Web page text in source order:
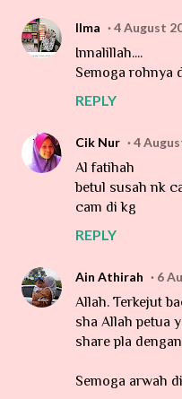
Ilma 4 August
Innalillah....
Semoga rohnya
REPLY
Cik Nur 4
Al fatihah
betul susah nk
cam di kg
REPLY
Ain Athirah 6
Allah. Terkejut
sha Allah petua
share pla
Semoga arwah